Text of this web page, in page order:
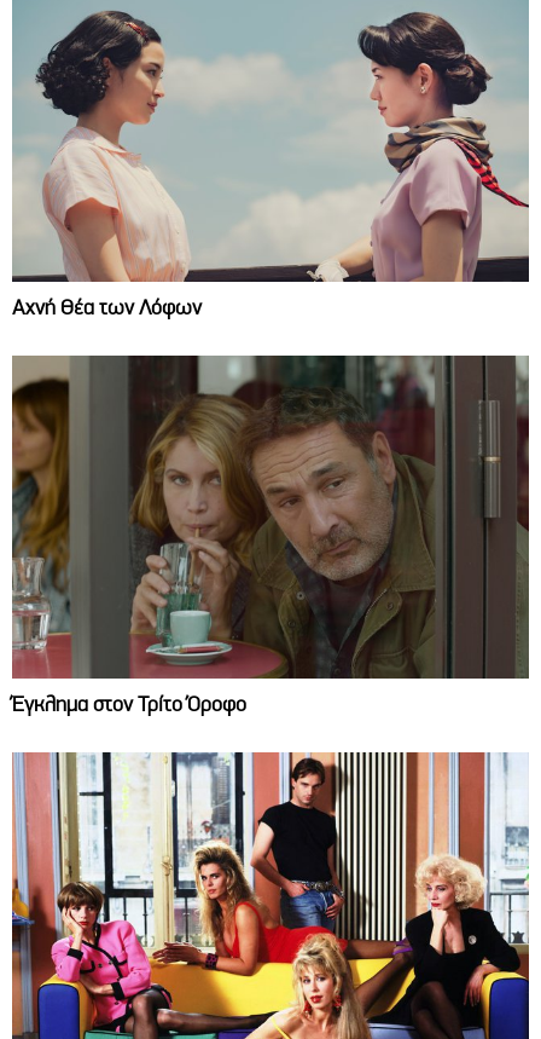
Αχνή Θέα των Λόφων
Έγκλημα στον Τρίτο Όροφο